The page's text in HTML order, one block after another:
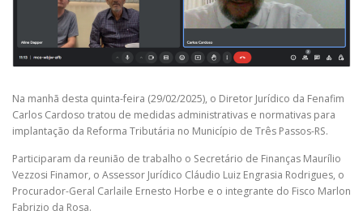
Na manhã desta quinta-feira (29/02/2025), o Diretor Jurídico da Fenafim
Carlos Cardoso tratou de medidas administrativas e normativas para
implantação da Reforma Tributária no Município de Três Passos-RS.
Participaram da reunião de trabalho o Secretário de Finanças Maurílio
Vezzosi Finamor, o Assessor Jurídico Cláudio Luiz Engrasia Rodrigues, o
Procurador-Geral Carlaile Ernesto Horbe e o integrante do Fisco Marlon
Fabrizio da Rosa.